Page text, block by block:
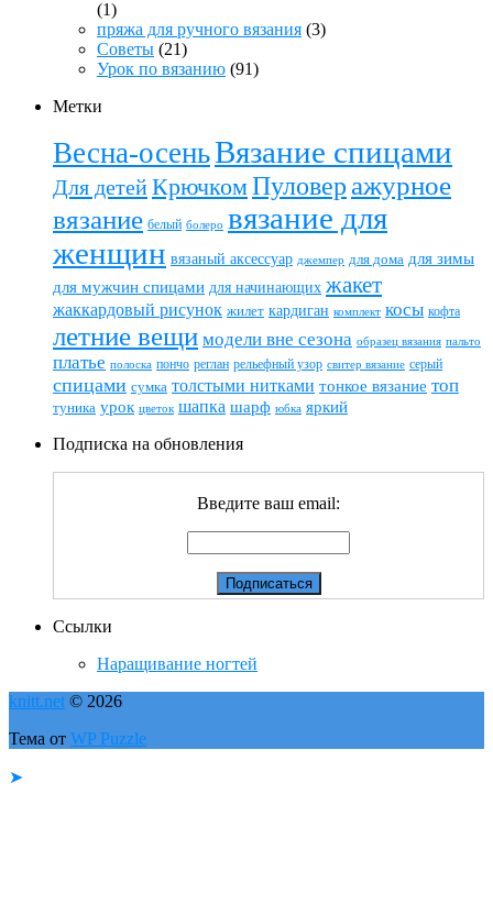
(1)
пряжа для ручного вязания (3)
Советы (21)
Урок по вязанию (91)
Метки
Весна-осеньВязание спицами
Для детейКрючкомПуловер ажурное
вязание белый болеро вязание для
женщин вязаный аксессуар джемпер для дома для зимы
для мужчин спицами для начинающих жакет
жаккардовый рисунок жилет кардиган комплект косы кофта
летние вещи модели вне сезона образец вязания пальто
платье полоска пончо реглан рельефный узор свитер вязание серый
спицами сумка толстыми нитками тонкое вязание топ
туника урок цветок шапка шарф юбка яркий
Подписка на обновления
Введите ваш email:
Ссылки
Наращивание ногтей
knitt.net © 2026
Тема от WP Puzzle
➤